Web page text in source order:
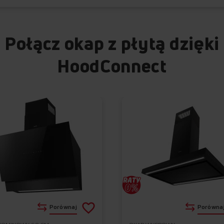
Połącz okap z płytą dzięki
HoodConnect
Porównaj Dodaj Porównaj